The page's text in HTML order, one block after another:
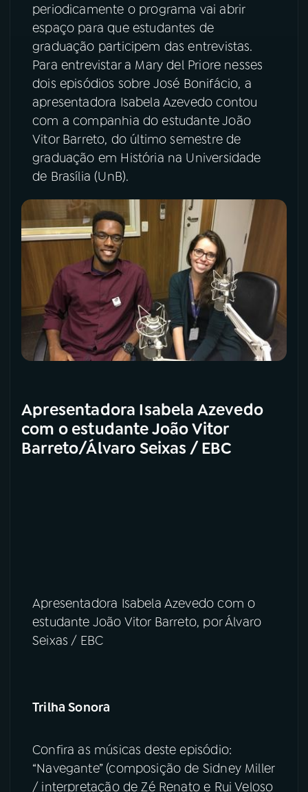
periodicamente o programa vai abrir
espaço para que estudantes de
graduação participem das entrevistas.
Para entrevistar a Mary del Priore nesses
dois episódios sobre José Bonifácio, a
apresentadora Isabela Azevedo contou
com a companhia do estudante João
Vitor Barreto, do último semestre de
graduação em História na Universidade
de Brasília (UnB).
Apresentadora Isabela Azevedo
com o estudante João Vitor
Barreto/Álvaro Seixas / EBC
Apresentadora Isabela Azevedo com o
estudante João Vitor Barreto, por Álvaro
Seixas / EBC
Trilha Sonora
Confira as músicas deste episódio:
“Navegante” (composição de Sidney Miller
/ interpretação de Zé Renato e Rui Veloso